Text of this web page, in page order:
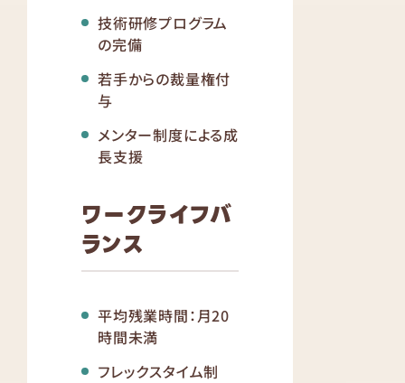
技術研修プログラム
の完備
若手からの裁量権付
与
メンター制度による成
長支援
ワークライフバ
ランス
平均残業時間：月20
時間未満
フレックスタイム制